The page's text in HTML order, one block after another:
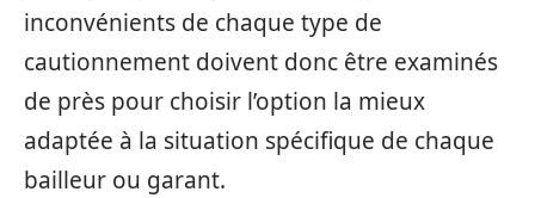
inconvénients de chaque type de
cautionnement doivent donc être examinés
de près pour choisir l’option la mieux
adaptée à la situation spécifique de chaque
bailleur ou garant.